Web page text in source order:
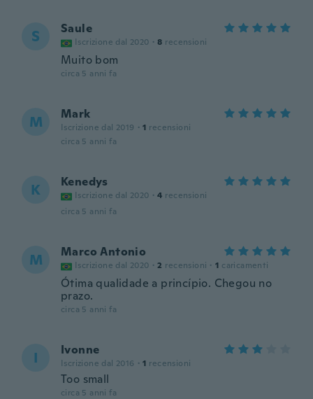
S Saule
Iscrizione dal 2020 · 8 recensioni
Muito bom
circa 5 anni fa
M Mark
Iscrizione dal 2019 · 1 recensioni
circa 5 anni fa
K Kenedys
Iscrizione dal 2020 · 4 recensioni
circa 5 anni fa
M Marco Antonio
Iscrizione dal 2020 · 2 recensioni · 1 caricamenti
Ótima qualidade a princípio. Chegou no
prazo.
circa 5 anni fa
I Ivonne
Iscrizione dal 2016 · 1 recensioni
Too small
circa 5 anni fa